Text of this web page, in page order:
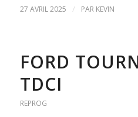
27 AVRIL 2025 / PAR KEVIN
FORD
TDCI
REPROG